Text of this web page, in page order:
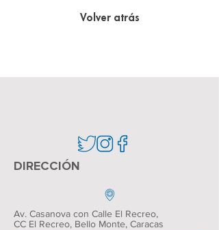
Volver atrás
DIRECCIÓN
Av. Casanova con Calle El Recreo,
CC El Recreo, Bello Monte, Caracas